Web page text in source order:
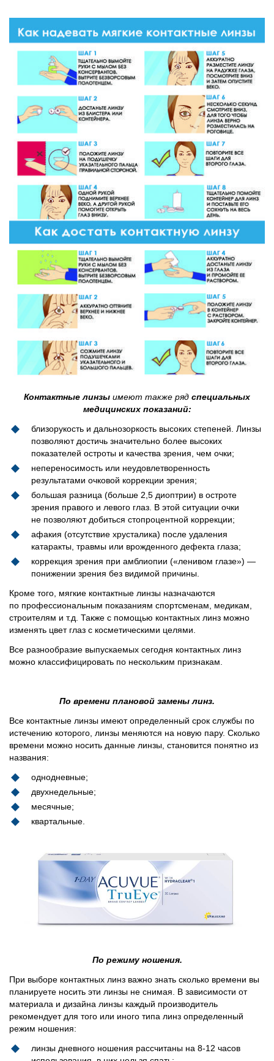
Контактные линзы имеют также ряд специальных
медицинских показаний:
близорукость и дальнозоркость высоких степеней. Линзы
позволяют достичь значительно более высоких
показателей остроты и качества зрения, чем очки;
непереносимость или неудовлетворенность
результатами очковой коррекции зрения;
большая разница (больше 2,5 диоптрии) в остроте
зрения правого и левого глаз. В этой ситуации очки
не позволяют добиться стопроцентной коррекции;
афакия (отсутствие хрусталика) после удаления
катаракты, травмы или врожденного дефекта глаза;
коррекция зрения при амблиопии («ленивом глазе») —
понижении зрения без видимой причины.
Кроме того, мягкие контактные линзы назначаются
по профессиональным показаниям спортсменам, медикам,
строителям и т.д. Также с помощью контактных линз можно
изменять цвет глаз с косметическими целями.
Все разнообразие выпускаемых сегодня контактных линз
можно классифицировать по нескольким признакам.
По времени плановой замены линз.
Все контактные линзы имеют определенный срок службы по
истечению которого, линзы меняются на новую пару. Сколько
времени можно носить данные линзы, становится понятно из
названия:
однодневные;
двухнедельные;
месячные;
квартальные.
По режиму ношения.
При выборе контактных линз важно знать сколько времени вы
планируете носить эти линзы не снимая. В зависимости от
материала и дизайна линзы каждый производитель
рекомендует для того или иного типа линз определенный
режим ношения:
линзы дневного ношения рассчитаны на 8-12 часов